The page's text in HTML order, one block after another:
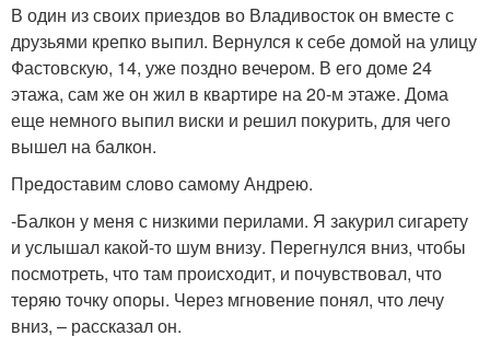
В один из своих приездов во Владивосток он вместе с
друзьями крепко выпил. Вернулся к себе домой на улицу
Фастовскую, 14, уже поздно вечером. В его доме 24
этажа, сам же он жил в квартире на 20-м этаже. Дома
еще немного выпил виски и решил покурить, для чего
вышел на балкон.
Предоставим слово самому Андрею.
-Балкон у меня с низкими перилами. Я закурил сигарету
и услышал какой-то шум внизу. Перегнулся вниз, чтобы
посмотреть, что там происходит, и почувствовал, что
теряю точку опоры. Через мгновение понял, что лечу
вниз, – рассказал он.